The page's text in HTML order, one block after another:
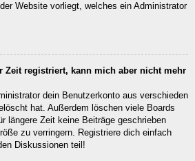
Website vorliegt, welches ein Administrator
Zeit registriert, kann mich aber nicht mehr
dein Benutzerkonto aus verschieden
hat. Außerdem löschen viele Boards
längere Zeit keine Beiträge geschrieben
zu verringern. Registriere dich einfach
Diskussionen teil!